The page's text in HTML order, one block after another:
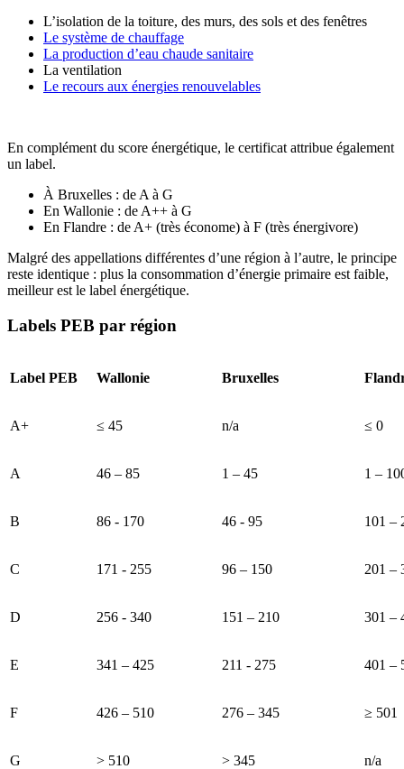
L’isolation de la toiture, des murs, des sols et des fenêtres
Le système de chauffage
La production d’eau chaude sanitaire
La ventilation
Le recours aux énergies renouvelables
En complément du score énergétique, le certificat attribue également
un label.
À Bruxelles : de A à G
En Wallonie : de A++ à G
En Flandre : de A+ (très économe) à F (très énergivore)
Malgré des appellations différentes d’une région à l’autre, le principe
reste identique : plus la consommation d’énergie primaire est faible,
meilleur est le label énergétique.
Labels PEB par région
Label PEB Wallonie Bruxelles
A+ ≤ 45 n/a ≤ 0
A 46 – 85 1 – 45 1 –
B 86 - 170 46 - 95 101 –
C 171 - 255 96 – 150 201 –
D 256 - 340 151 – 210 301 –
E 341 – 425 211 - 275 401 –
F 426 – 510 276 – 345 ≥ 501
G > 510 > 345 n/a